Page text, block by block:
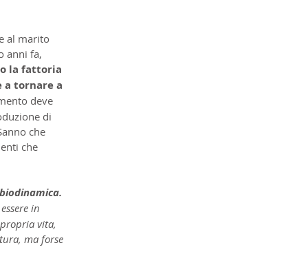
al marito
anni fa,
la fattoria
a tornare a
deve
di
che
che
in
vita,
ma forse